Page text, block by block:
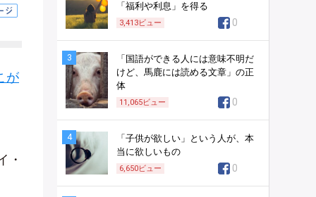
が
・
「福利や利息」を得る
3,413ビュー 0
3
「国語ができる人には意味不明だ
けど、馬鹿には読める文章」の正
体
11,065ビュー 0
4
「子供が欲しい」という人が、本
当に欲しいもの
6,650ビュー 0